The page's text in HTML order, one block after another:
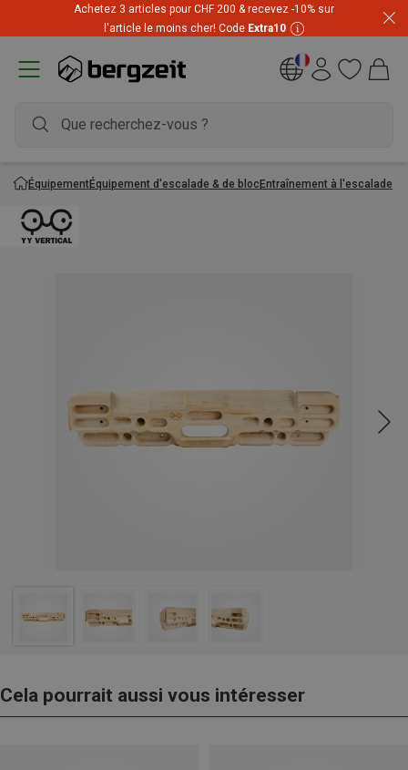
Achetez 3 articles pour CHF 200 & recevez -10% sur
l'article le moins cher! Code Extra10
ÉquipementÉquipement d'escalade & de blocEntraînement à l'escalade
Cela pourrait aussi vous intéresser